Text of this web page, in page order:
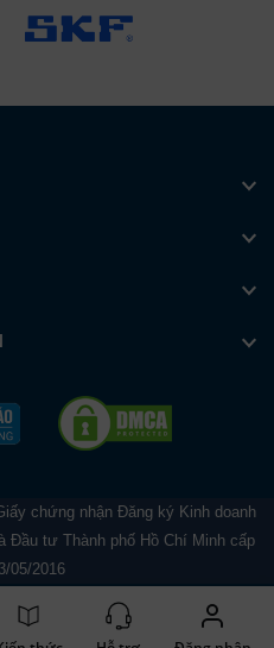
chứng nhận Đăng ký Kinh doanh
Đầu tư Thành phố Hồ Chí Minh cấp
05/2016